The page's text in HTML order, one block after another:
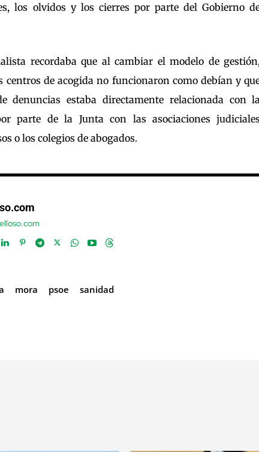
los olvidos y los cierres por parte del Gobierno
recordaba que al cambiar el modelo de gestión,
centros de acogida no funcionaron como debían y
denuncias estaba directamente relacionada con la
parte de la Junta con las asociaciones
o los colegios de abogados.
mora psoe sanidad